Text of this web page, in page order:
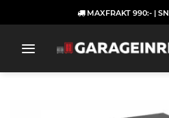
to
MAXFRAKT 990:- |